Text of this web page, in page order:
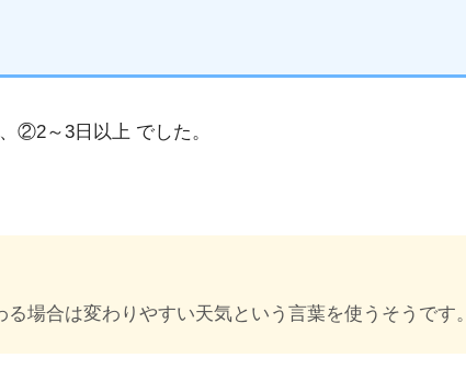
②2～3日以上 でした。
場合は変わりやすい天気という言葉を使うそうです。